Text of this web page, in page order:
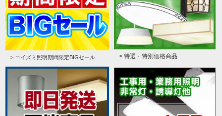
> コイズミ照明期間限定BIGセール > 特選・特別価格商品